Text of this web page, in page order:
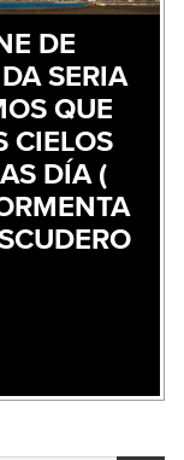
DE
SERIA
QUE
CIELOS
DÍA (